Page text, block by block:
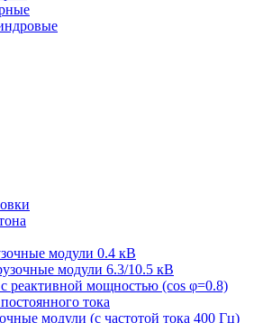
модули 0.4 кВ
модули 6.3/10.5 кВ
реактивной мощностью (cos φ=0.8)
тока
модули (с частотой тока 400 Гц)